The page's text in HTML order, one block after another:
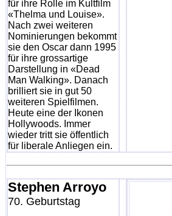
für ihre Rolle im Kultfilm
«Thelma und Louise».
Nach zwei weiteren
Nominierungen bekommt
sie den Oscar dann 1995
für ihre grossartige
Darstellung in «Dead
Man Walking». Danach
brilliert sie in gut 50
weiteren Spielfilmen.
Heute eine der Ikonen
Hollywoods. Immer
wieder tritt sie öffentlich
für liberale Anliegen ein.
Stephen Arroyo
70. Geburtstag